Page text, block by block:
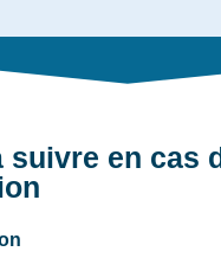
suivre en cas